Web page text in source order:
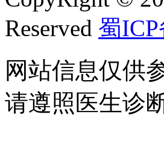
Reserved 蜀
网站信息仅供
请遵照医生诊断